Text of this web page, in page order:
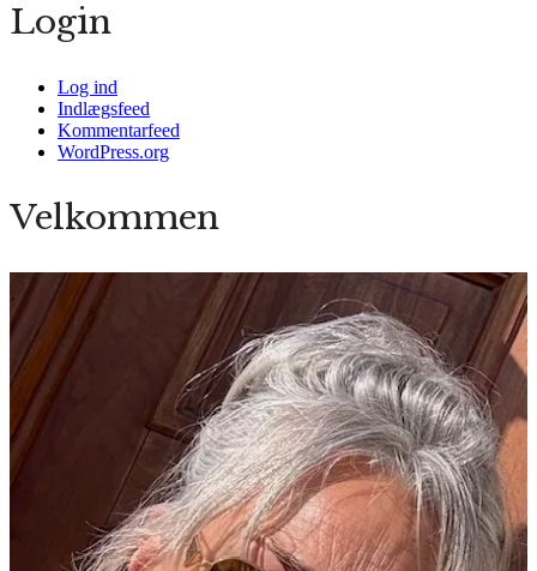
Login
Log ind
Indlægsfeed
Kommentarfeed
WordPress.org
Velkommen